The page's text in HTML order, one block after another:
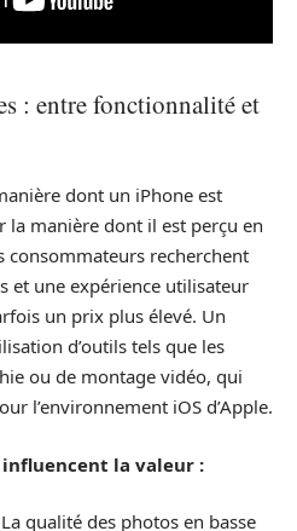
: entre fonctionnalité et
dont un iPhone est
la manière dont il est perçu en
consommateurs recherchent
et une expérience utilisateur
un prix plus élevé. Un
d’outils tels que les
ou de montage vidéo, qui
l’environnement iOS d’Apple.
la valeur :
La qualité des photos en basse